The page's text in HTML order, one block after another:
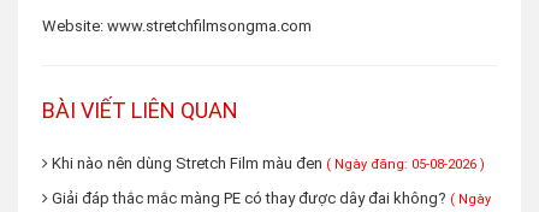
Website: www.stretchfilmsongma.com
BÀI VIẾT LIÊN QUAN
Khi nào nên dùng Stretch Film màu đen ( Ngày đăng: 05-08-2026 )
Giải đáp thắc mắc màng PE có thay được dây đai không? ( Ngày